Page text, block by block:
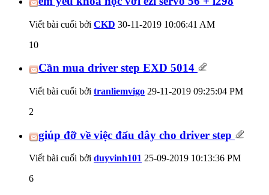
Viết bài cuối bởi CKD 30-11-2019 10:06:41 AM
10
Cần mua driver step EXD 5014
Viết bài cuối bởi tranliemvigo 29-11-2019 09:25:04 PM
2
giúp đỡ về việc đấu dây cho driver step
Viết bài cuối bởi duyvinh101 25-09-2019 10:13:36 PM
6